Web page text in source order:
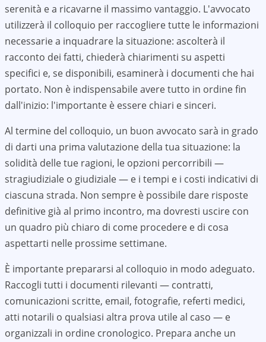
serenità e a ricavarne il massimo vantaggio. L'avvocato
utilizzerà il colloquio per raccogliere tutte le informazioni
necessarie a inquadrare la situazione: ascolterà il
racconto dei fatti, chiederà chiarimenti su aspetti
specifici e, se disponibili, esaminerà i documenti che hai
portato. Non è indispensabile avere tutto in ordine fin
dall'inizio: l'importante è essere chiari e sinceri.
Al termine del colloquio, un buon avvocato sarà in grado
di darti una prima valutazione della tua situazione: la
solidità delle tue ragioni, le opzioni percorribili —
stragiudiziale o giudiziale — e i tempi e i costi indicativi di
ciascuna strada. Non sempre è possibile dare risposte
definitive già al primo incontro, ma dovresti uscire con
un quadro più chiaro di come procedere e di cosa
aspettarti nelle prossime settimane.
È importante prepararsi al colloquio in modo adeguato.
Raccogli tutti i documenti rilevanti — contratti,
comunicazioni scritte, email, fotografie, referti medici,
atti notarili o qualsiasi altra prova utile al caso — e
organizzali in ordine cronologico. Prepara anche un